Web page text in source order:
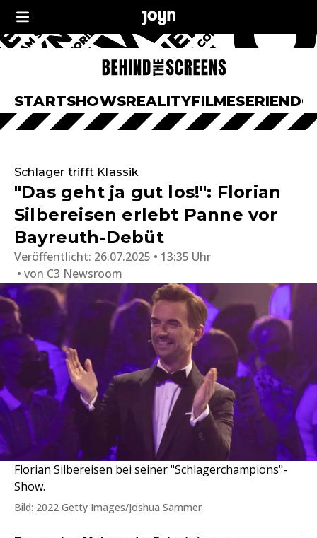
STARTSHOWSREALITYFILMESERIEN
Schlager trifft Klassik
"Das geht ja gut los!": Florian
Silbereisen erlebt Panne vor
Bayreuth-Debüt
Veröffentlicht: 26.07.2025 • 13:35 Uhr
von C3 Newsroom
Florian Silbereisen bei seiner "Schlagerchampions"-
Show.
Bild: 2022 Getty Images/Joshua Sammer